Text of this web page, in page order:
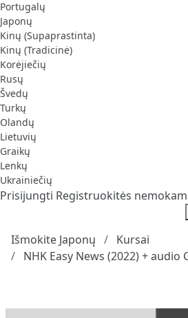
Portugalų
Japonų
Kinų (Supaprastinta)
Kinų (Tradicinė)
Korėjiečių
Rusų
Švedų
Turkų
Olandų
Lietuvių
Graikų
Lenkų
Ukrainiečių
Prisijungti Registruokitės
Išmokite Japonų
Kursai
NHK Easy News (2022) + audio